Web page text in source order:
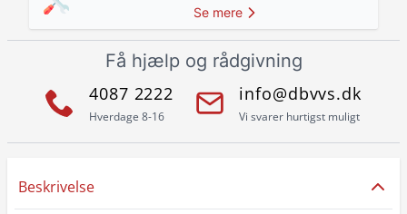
Se mere
Få hjælp og rådgivning
4087 2222
Hverdage 8-16
info@dbvvs.dk
Vi svarer hurtigst muligt
Beskrivelse